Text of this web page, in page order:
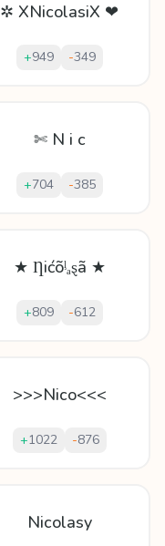
✲ XNicolasiX ❤
+949 -349
✄ N i c
+704 -385
★ Ƞićõᶪₐȿã ★
+809 -612
>>>Nico<<<
+1022 -876
Nicolasy